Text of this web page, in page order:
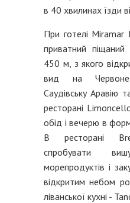
в 40 хвилинах їзди
При готелі
приватний
450 м, з якого
вид на
Саудівську Аравію
ресторані
обід і вечерю в
В ресторані
спробувати
морепродуктів і
відкритим небом
ліванської кухні -